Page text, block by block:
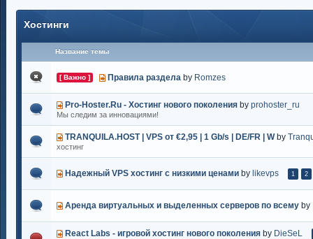
Хостинги
Название темы
[ Важно ] Правила раздела by Romzes
Pro-Hoster.Ru - Хостинг нового поколения by prohoster_ru
Мы следим за инновациями!
TRANQUILA.HOST | VPS от €2,95 | 1 Gb/s | DE/FR | Wby
хостинг
Надежный VPS хостинг с низкими ценами by likevps 1 2
Аренда виртуальных и выделенных серверов по всему by
React Labs - игровой хостинг нового поколения by DieSeL